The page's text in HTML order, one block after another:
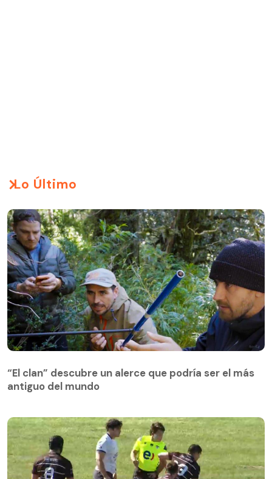
Lo Último
“El clan” descubre un alerce que podría ser el más
antiguo del mundo